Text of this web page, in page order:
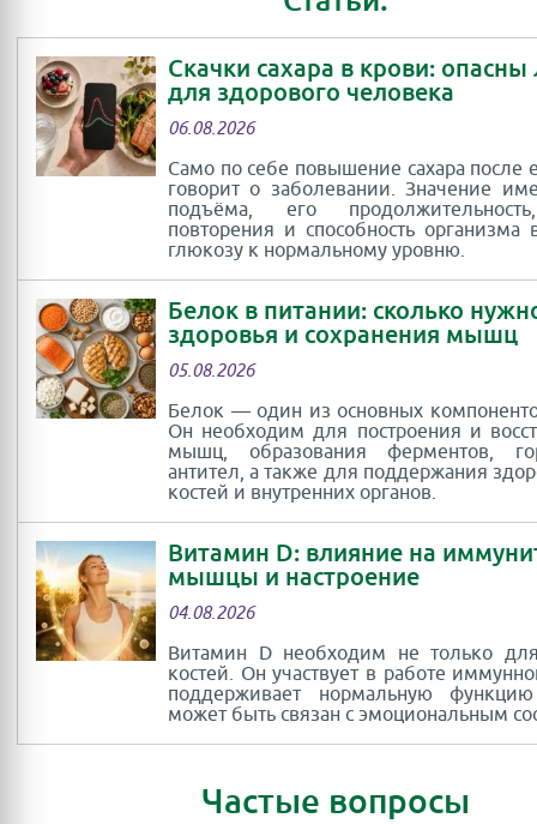
Скачки сахара в крови: опасны
для здорового человека
06.08.2026
Само по себе повышение сахара после
говорит о заболевании. Значение
подъёма, его
повторения и способность организма
глюкозу к нормальному уровню.
Белок в питании: сколько
здоровья и сохранения мышц
05.08.2026
Белок — один из основных
Он необходим для построения и
мышц, образования ферментов,
антител, а также для поддержания
костей и внутренних органов.
Витамин D: влияние на
мышцы и настроение
04.08.2026
Витамин D необходим не только
костей. Он участвует в работе
поддерживает нормальную
может быть связан с эмоциональным
Частые вопросы